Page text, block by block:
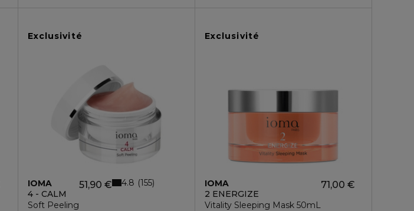
Exclusivité
IOMA
4 - CALM
Soft Peeling
51,90 € 4.8 155
Exclusivité
IOMA
2 ENERGIZE
Vitality Sleeping Mask 50mL
71,00 €